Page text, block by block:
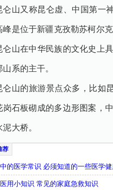
仑山又称昆仑虚、中国第一
峰是位于新疆克孜勒苏柯尔
仑山在中华民族的文化史上
山系的主干。
仑山的旅游景点众多，比如
岗石板砌成的多边形图案，
大桥。
的医学常识 必须知道的一些医学
用小知识 常见的家庭急救知识